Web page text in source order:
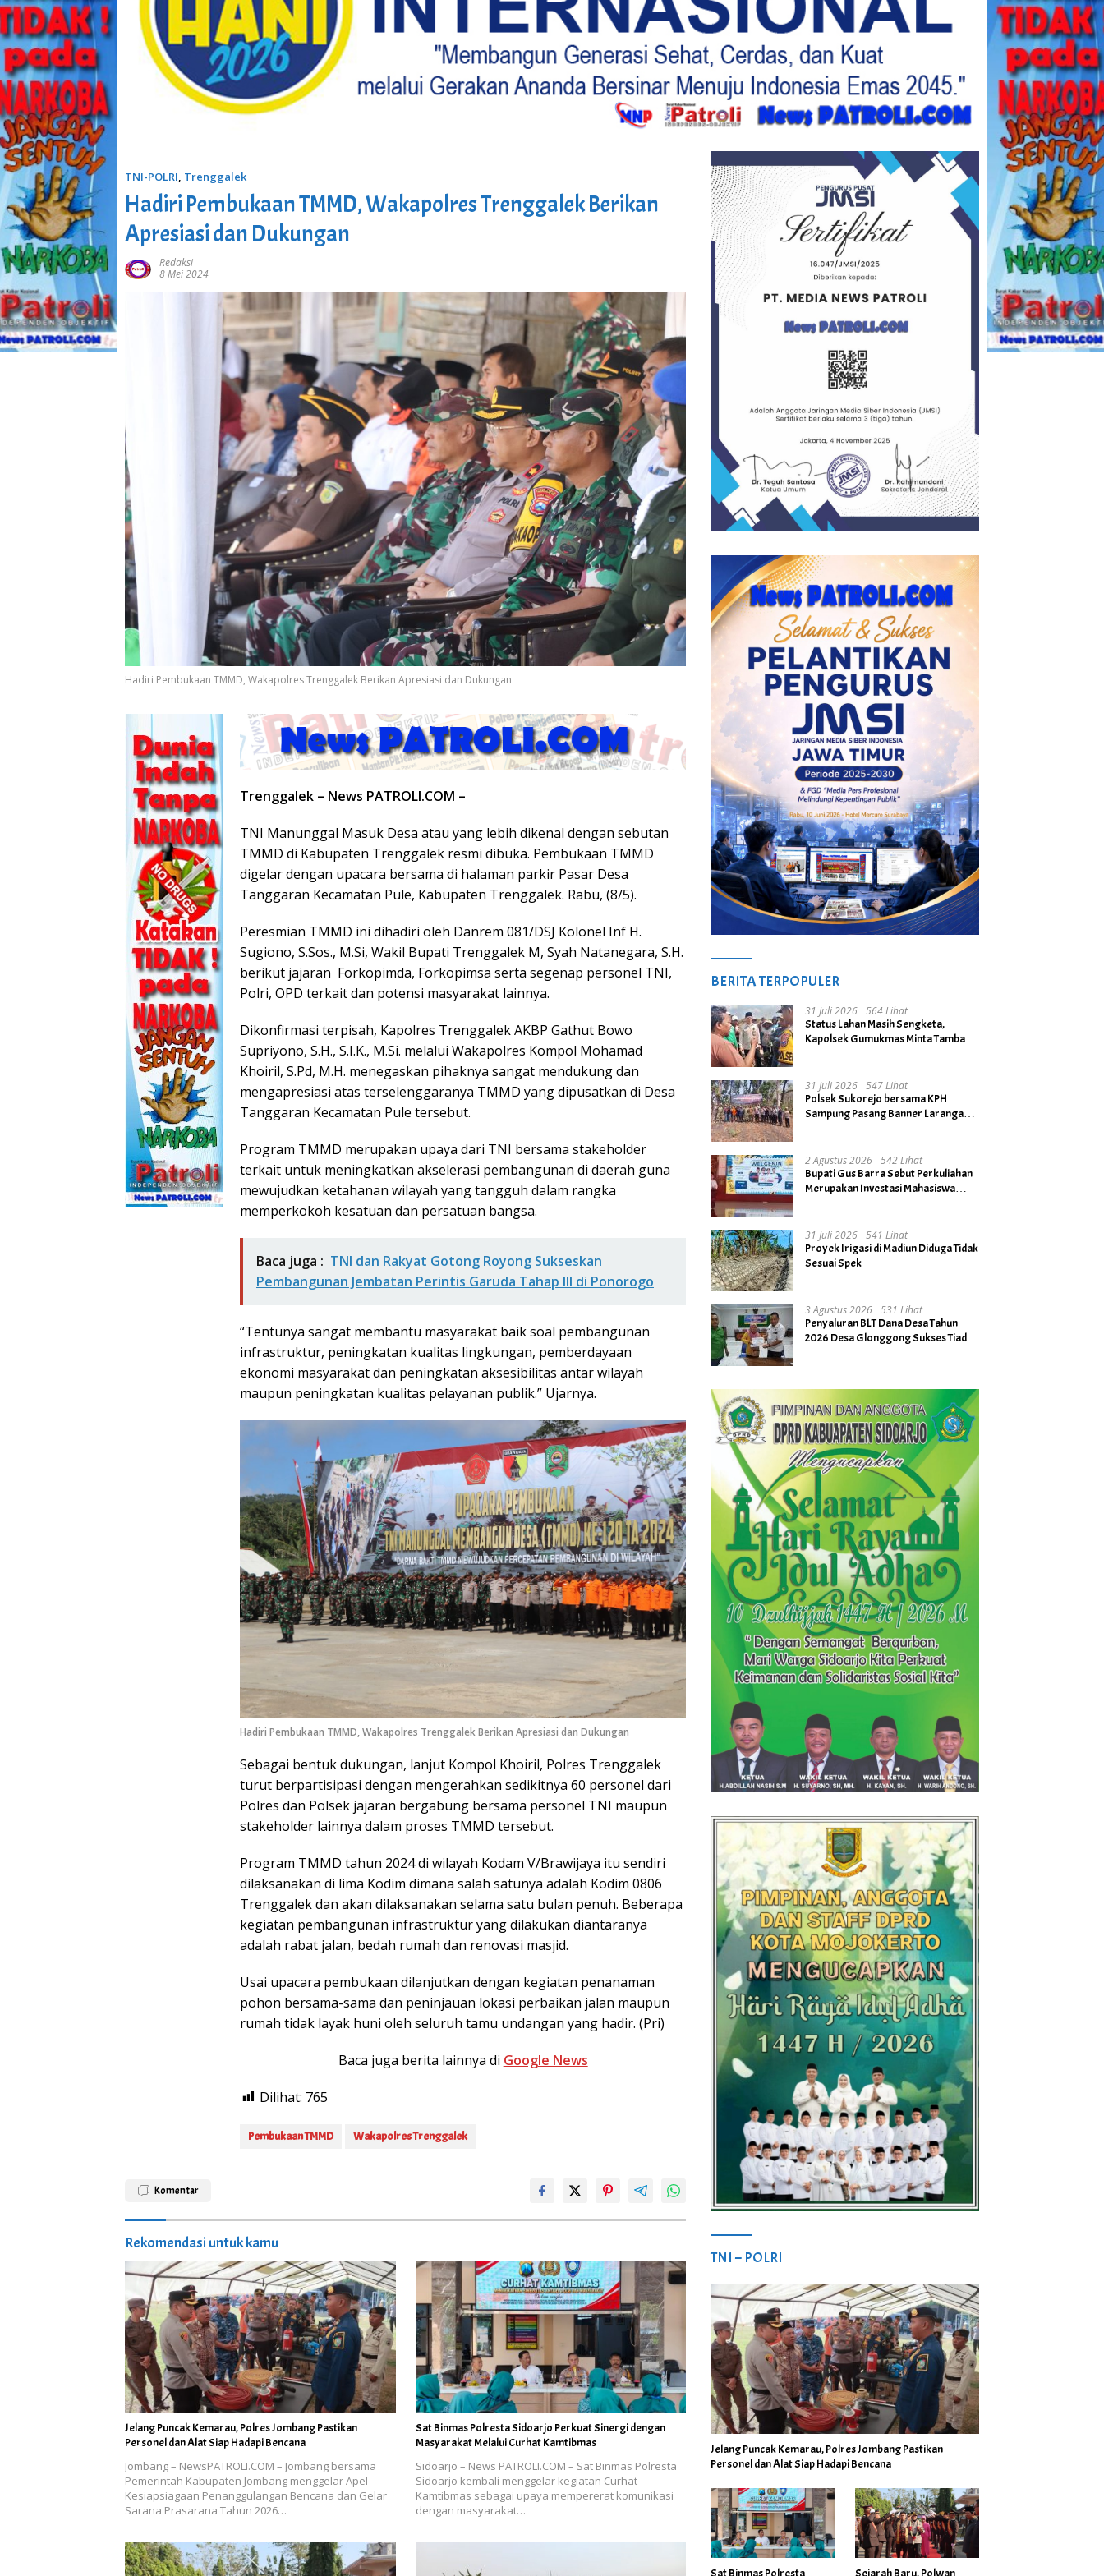
TNI-POLRI, Trenggalek
Hadiri Pembukaan TMMD, Wakapolres Trenggalek Berikan
Apresiasi dan Dukungan
Redaksi
8 Mei 2024
Hadiri Pembukaan TMMD, Wakapolres Trenggalek Berikan Apresiasi dan Dukungan
Trenggalek – News PATROLI.COM –
TNI Manunggal Masuk Desa atau yang lebih dikenal dengan sebutan
TMMD di Kabupaten Trenggalek resmi dibuka. Pembukaan TMMD
digelar dengan upacara bersama di halaman parkir Pasar Desa
Tanggaran Kecamatan Pule, Kabupaten Trenggalek. Rabu, (8/5).
Peresmian TMMD ini dihadiri oleh Danrem 081/DSJ Kolonel Inf H.
Sugiono, S.Sos., M.Si, Wakil Bupati Trenggalek M, Syah Natanegara, S.H.
berikut jajaran Forkopimda, Forkopimsa serta segenap personel TNI,
Polri, OPD terkait dan potensi masyarakat lainnya.
Dikonfirmasi terpisah, Kapolres Trenggalek AKBP Gathut Bowo
Supriyono, S.H., S.I.K., M.Si. melalui Wakapolres Kompol Mohamad
Khoiril, S.Pd, M.H. menegaskan pihaknya sangat mendukung dan
mengapresiasi atas terselenggaranya TMMD yang dipusatkan di Desa
Tanggaran Kecamatan Pule tersebut.
Program TMMD merupakan upaya dari TNI bersama stakeholder
terkait untuk meningkatkan akselerasi pembangunan di daerah guna
mewujudkan ketahanan wilayah yang tangguh dalam rangka
memperkokoh kesatuan dan persatuan bangsa.
Baca juga : TNI dan Rakyat Gotong Royong Sukseskan
Pembangunan Jembatan Perintis Garuda Tahap III di Ponorogo
“Tentunya sangat membantu masyarakat baik soal pembangunan
infrastruktur, peningkatan kualitas lingkungan, pemberdayaan
ekonomi masyarakat dan peningkatan aksesibilitas antar wilayah
maupun peningkatan kualitas pelayanan publik.” Ujarnya.
Hadiri Pembukaan TMMD, Wakapolres Trenggalek Berikan Apresiasi dan Dukungan
Sebagai bentuk dukungan, lanjut Kompol Khoiril, Polres Trenggalek
turut berpartisipasi dengan mengerahkan sedikitnya 60 personel dari
Polres dan Polsek jajaran bergabung bersama personel TNI maupun
stakeholder lainnya dalam proses TMMD tersebut.
Program TMMD tahun 2024 di wilayah Kodam V/Brawijaya itu sendiri
dilaksanakan di lima Kodim dimana salah satunya adalah Kodim 0806
Trenggalek dan akan dilaksanakan selama satu bulan penuh. Beberapa
kegiatan pembangunan infrastruktur yang dilakukan diantaranya
adalah rabat jalan, bedah rumah dan renovasi masjid.
Usai upacara pembukaan dilanjutkan dengan kegiatan penanaman
pohon bersama-sama dan peninjauan lokasi perbaikan jalan maupun
rumah tidak layak huni oleh seluruh tamu undangan yang hadir. (Pri)
Baca juga berita lainnya di Google News
Dilihat: 765
Pembukaan TMMD Wakapolres Trenggalek
Komentar
Rekomendasi untuk kamu
Jelang Puncak Kemarau, Polres Jombang Pastikan
Personel dan Alat Siap Hadapi Bencana
Jombang – NewsPATROLI.COM – Jombang bersama
Pemerintah Kabupaten Jombang menggelar Apel
Kesiapsiagaan Penanggulangan Bencana dan Gelar
Sarana Prasarana Tahun 2026…
Sat Binmas Polresta Sidoarjo Perkuat Sinergi dengan
Masyarakat Melalui Curhat Kamtibmas
Sidoarjo – News PATROLI.COM – Sat Binmas Polresta
Sidoarjo kembali menggelar kegiatan Curhat
Kamtibmas sebagai upaya mempererat komunikasi
dengan masyarakat…
BERITA TERPOPULER
31 Juli 2026
564 Lihat
Status Lahan Masih Sengketa,
Kapolsek Gumukmas Minta Tambang
31 Juli 2026
547 Lihat
Polsek Sukorejo bersama KPH
Sampung Pasang Banner Larangan
2 Agustus 2026
542 Lihat
Bupati Gus Barra Sebut Perkuliahan
Merupakan Investasi Mahasiswa
31 Juli 2026
541 Lihat
Proyek Irigasi di Madiun Diduga Tidak
Sesuai Spek
3 Agustus 2026
531 Lihat
Penyaluran BLT Dana Desa Tahun
2026 Desa Glonggong Sukses Tiada
TNI – POLRI
Jelang Puncak Kemarau, Polres Jombang Pastikan
Personel dan Alat Siap Hadapi Bencana